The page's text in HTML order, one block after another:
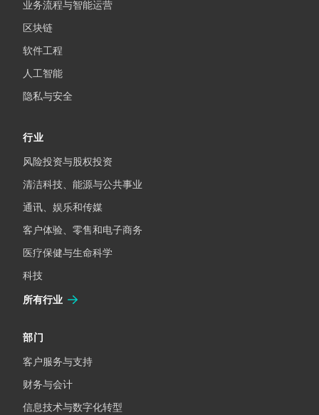
业务流程与智能运营
区块链
软件工程
人工智能
隐私与安全
行业
风险投资与股权投资
清洁科技、能源与公共事业
通讯、娱乐和传媒
客户体验、零售和电子商务
医疗保健与生命科学
科技
所有行业
部门
客户服务与支持
财务与会计
信息技术与数字化转型